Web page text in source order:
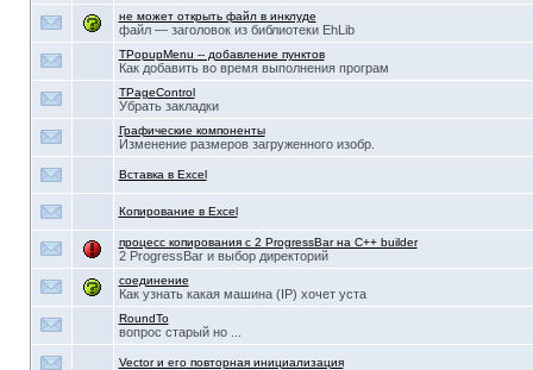
не может открыть файл в инклуде
файл — заголовок из библиотеки EhLib
TPopupMenu -- добавление пунктов
Как добавить во время выполнения програм
TPageControl
Убрать закладки
Графические компоненты
Изменение размеров загруженного изобр.
Вставка в Excel
Копирование в Excel
процесс копирования с 2 ProgressBar на C++ builder
2 ProgressBar и выбор директорий
соединение
Как узнать какая машина (IP) хочет уста
RoundTo
вопрос старый но ...
Vector и его повторная инициализация